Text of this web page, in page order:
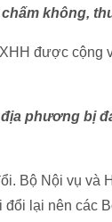
không,
được cộng
phương bị
Bộ Nội vụ và
lại nên các